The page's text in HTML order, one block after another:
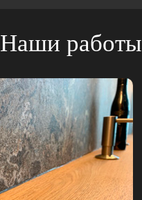
Наши работы